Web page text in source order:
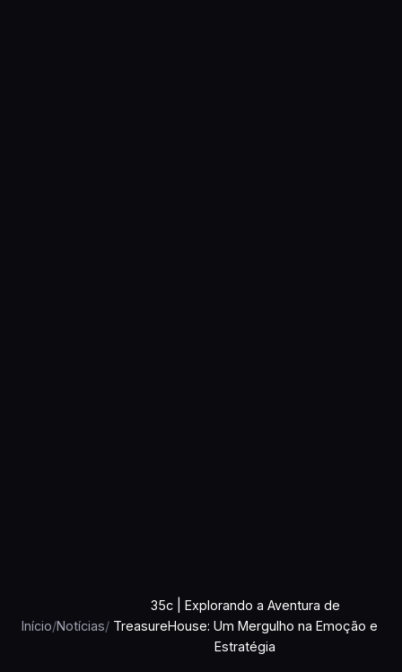
Início/Notícias/
35c | Explorando a Aventura de
TreasureHouse: Um Mergulho na Emoção e
Estratégia